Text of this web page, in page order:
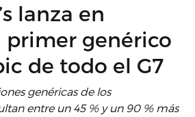
lanza en
primer genérico
de todo el G7
genéricas de los
entre un 45 % y un 90 % más